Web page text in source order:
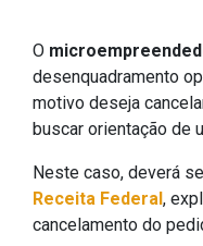
O
desenquadramento
motivo deseja
buscar orientação de
Neste caso, deverá
Receita Federal,
cancelamento do